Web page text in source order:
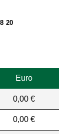
20
Euro
0,00 €
0,00 €